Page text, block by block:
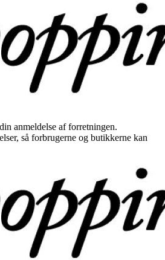
anmeldelse af forretningen.
så forbrugerne og butikkerne kan